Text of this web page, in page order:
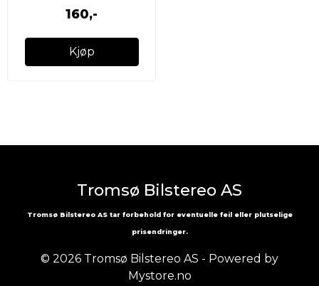
160,-
Kjøp
Tromsø Bilstereo AS
Tromsø Bilstereo AS tar forbehold for eventuelle feil eller plutselige
prisendringer.
© 2026 Tromsø Bilstereo AS - Powered by
Mystore.no